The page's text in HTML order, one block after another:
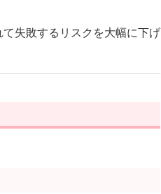
失敗するリスクを大幅に下げ